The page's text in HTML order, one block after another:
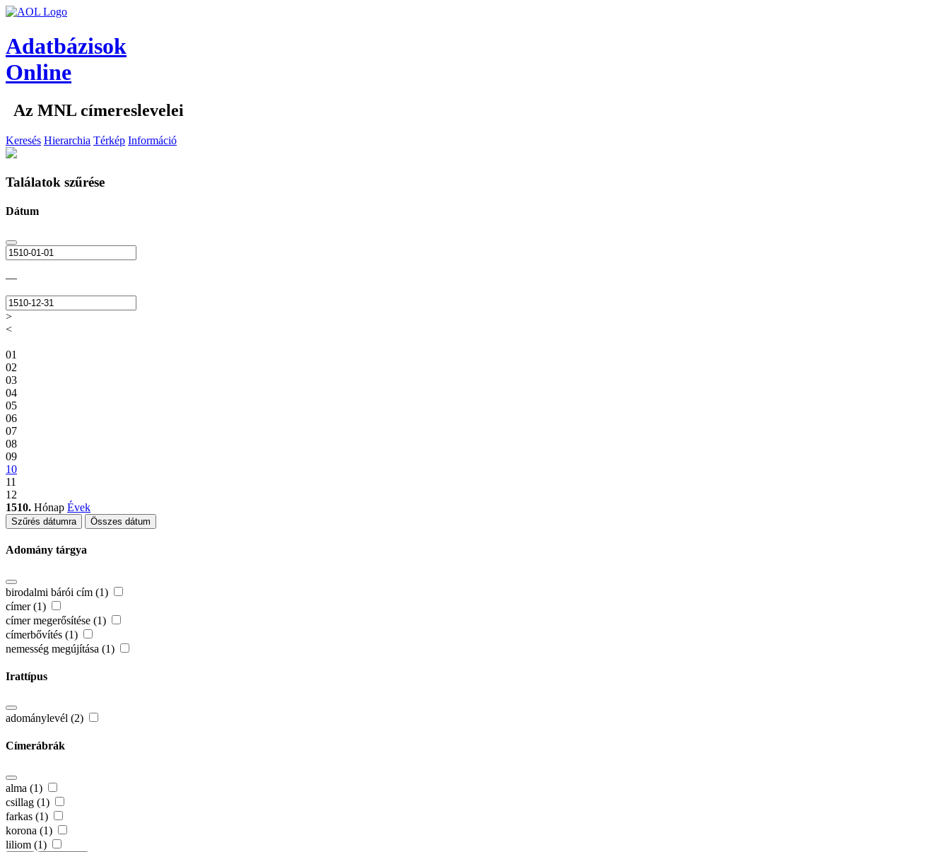
Adatbázisok
Online
Az MNL címereslevelei
Keresés Hierarchia Térkép Információ
Találatok szűrése
Dátum
—
>
<
01
02
03
04
05
06
07
08
09
10
11
12
1510. Hónap Évek
Szűrés dátumra Összes dátum
Adomány tárgya
birodalmi bárói cím (1)
címer (1)
címer megerősítése (1)
címerbővítés (1)
nemesség megújítása (1)
Irattípus
adománylevél (2)
Címerábrák
alma (1)
csillag (1)
farkas (1)
korona (1)
liliom (1)